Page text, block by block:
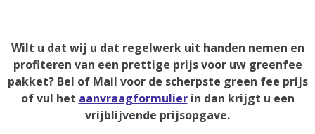
Wilt u dat wij u dat regelwerk uit handen nemen en
profiteren van een prettige prijs voor uw greenfee
pakket? Bel of Mail voor de scherpste green fee prijs
of vul het aanvraagformulier in dan krijgt u een
vrijblijvende prijsopgave.